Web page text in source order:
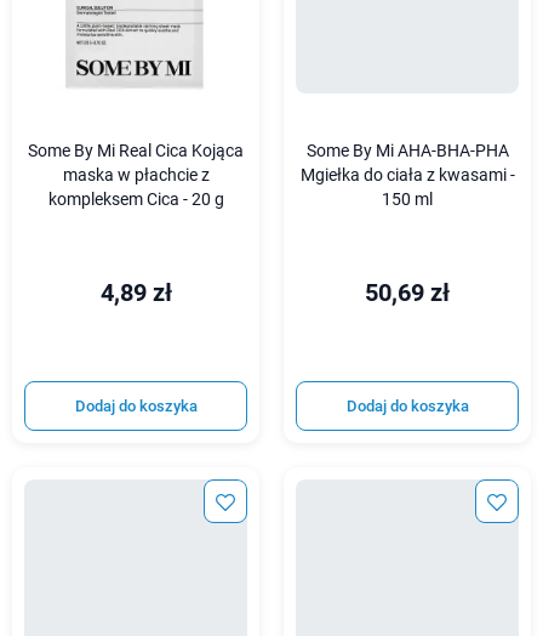
Some By Mi Real Cica Kojąca
maska w płachcie z
kompleksem Cica - 20 g
4,89 zł
Dodaj do koszyka
Some By Mi AHA-BHA-PHA
Mgiełka do ciała z kwasami -
150 ml
50,69 zł
Dodaj do koszyka